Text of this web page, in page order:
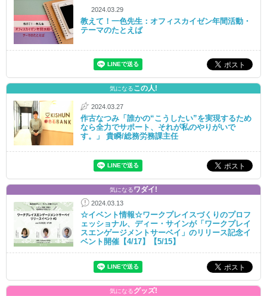
2024.03.29
教えて！一色先生：オフィスカイゼン年間活動・
テーマのたとえば
気になるこの人!
2024.03.27
作古なつみ「誰かの“こうしたい”を実現するため
なら全力でサポート、それが私のやりがいで
す。」 貴瞬/総務労務課主任
気になるワダイ!
2024.03.13
☆イベント情報☆ワークプレイスづくりのプロフ
ェッショナル、ディー・サインが「ワークプレイ
スエンゲージメントサーベイ」のリリース記念イ
ベント開催【4/17】【5/15】
気になるグッズ!